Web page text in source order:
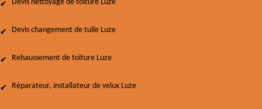
Devis nettoyage de toiture Luze
Devis changement de tuile Luze
Rehaussement de toiture Luze
Réparateur, installateur de velux Luze